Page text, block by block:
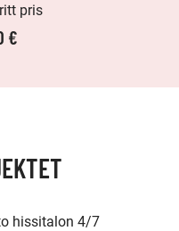
pris
€
hissitalon 4/7